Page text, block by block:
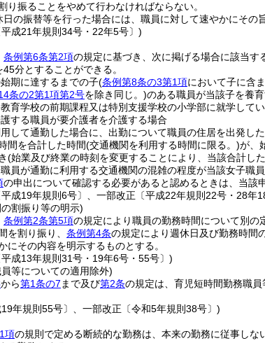
り振ることをやめて行わなければならない。
の振替等を行った場合には、職員に対して速やかにその
成21年規則34号・22年5号〕)
条例第6条第2項の規定に基づき、次に掲げる場合に該当す
分とすることができる。
期に達するまでの子(条例第8条の3第1項において子に含
条の2第1項第2号を除き同じ。)のある職員が当該子を養
育学校の前期課程又は特別支援学校の小学部に就学して
する職員が要介護者を介護する場合
して通勤した場合に、出勤について職員の住居を出発し
間を合計した時間(交通機関を利用する時間に限る。)が、
(始業及び終業の時刻を変更することにより、当該合計し
員が通勤に利用する交通機関の混雑の程度が当該女子職
の申出について確認する必要があると認めるときは、当該
成19年規則6号〕、一部改正〔平成22年規則22号・28年
割振り等の明示)
条例第2条第5項の規定により職員の勤務時間について別の
を割り振り、 条例第4条の規定により週休日及び勤務時間
にその内容を明示するものとする。
成13年規則31号・19年6号・55号〕)
等についての適用除外)
から第1条の7 まで及び第2条の規定は、育児短時間勤務職員
年規則55号〕、一部改正〔令和5年規則38号〕)
項の規則で定める断続的な勤務は、本来の勤務に従事し